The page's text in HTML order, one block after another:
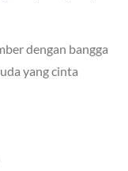
dengan bangga
yang cinta